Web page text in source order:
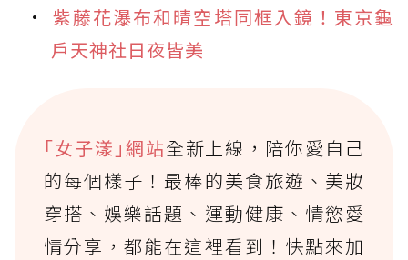
紫藤花瀑布和晴空塔同框入鏡！東京龜
戶天神社日夜皆美
｢女子漾｣網站全新上線，陪你愛自己
的每個樣子！最棒的美食旅遊、美妝
穿搭、娛樂話題、運動健康、情慾愛
情分享，都能在這裡看到！快點來加